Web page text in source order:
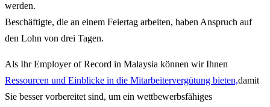
werden.
Beschäftigte, die an einem Feiertag arbeiten, haben Anspruch auf
den Lohn von drei Tagen.
Als Ihr Employer of Record in Malaysia können wir Ihnen
Ressourcen und Einblicke in die Mitarbeitervergütung bieten,damit
Sie besser vorbereitet sind, um ein wettbewerbsfähiges